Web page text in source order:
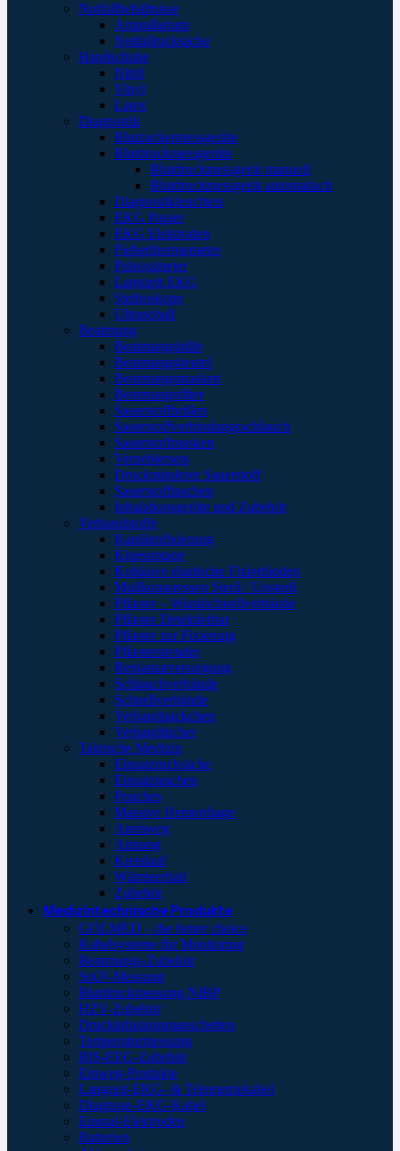
Notfallbehältnisse
Ampullarium
Notfallrucksäcke
Handschuhe
Nitril
Vinyl
Latex
Diagnostik
Blutzuckermessgeräte
Blutdruckmessgeräte
Blutdruckmessgerät manuell
Blutdruckmessgerät automatisch
Diagnostikleuchten
EKG Papier
EKG Elektroden
Fieberthermometer
Pulsoximeter
Langzeit EKG
Stethoskope
Ultraschall
Beatmung
Beatmungshilfe
Beatmungsbeutel
Beatmungsmasken
Beatmungsfilter
Sauerstoffbrillen
Sauerstoffverbindungsschlauch
Sauerstoffmasken
Verneblersets
Druckminderer Sauerstoff
Sauerstofftaschen
Inhalationsgeräte und Zubehör
Verbandstoffe
Kanülenfixierung
Kinesoptape
Kohäsive elastische Fixierbinden
Mullkompressen Steril / Unsteril
Pflaster – Wundschnellverbände
Pflaster Detektierbar
Pflaster zur Fixierung
Pflasterspender
Replantatversorgung
Schlauchverbände
Schnellverbände
Verbandpäckchen
Verbandtücher
Taktische Medizin
Einsatzrucksäcke
Einsatztaschen
Pouches
Massive Hemorrhage
Atemweg
Atmung
Kreislauf
Wärmeerhalt
Zubehör
Medizintechnische Produkte
GOLMED – the better choice
Kabelsysteme für Monitoring
Beatmungs-Zubehör
SpO²-Messung
Blutdruckmessung NIBP
HZV-Zubehör
Druckinfusionsmanschetten
Temperaturmessung
BIS-EEG-Zubehör
Einweg-Produkte
Langzeit-EKG- & Telemetriekabel
Diagnose-EKG-Kabel
Einmal-Elektroden
Batterien